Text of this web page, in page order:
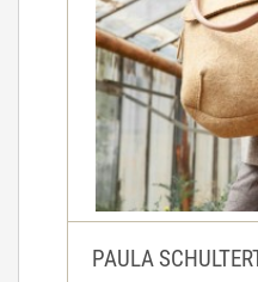
PAULA